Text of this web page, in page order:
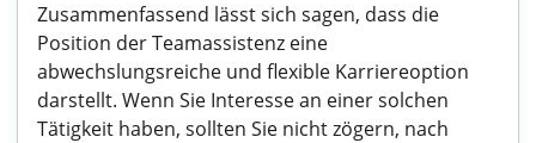
Zusammenfassend lässt sich sagen, dass die
Position der Teamassistenz eine
abwechslungsreiche und flexible Karriereoption
darstellt. Wenn Sie Interesse an einer solchen
Tätigkeit haben, sollten Sie nicht zögern, nach